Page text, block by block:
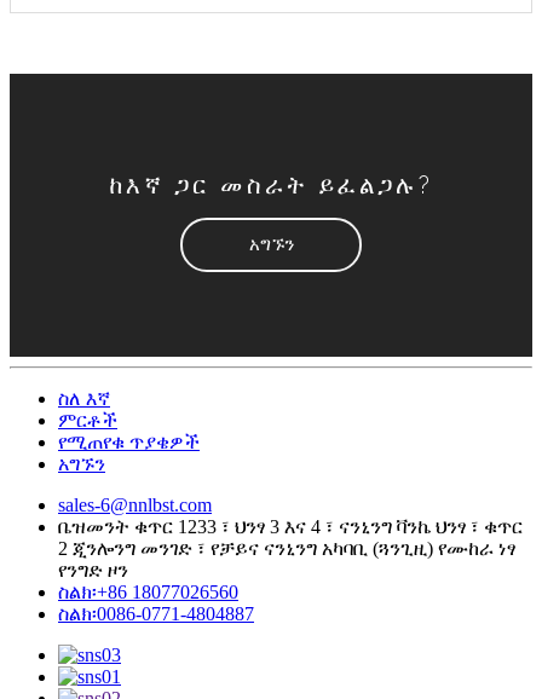
ከእኛ ጋር መስራት ይፈልጋሉ?
አግኙን
ስለ እኛ
ምርቶች
የሚጠየቁ ጥያቄዎች
አግኙን
sales-6@nnlbst.com
ቤዝመንት ቁጥር 1233 ፣ ህንፃ 3 እና 4 ፣ ናንኒንግ ቫንኬ ህንፃ ፣ ቁጥር
2 ጂንሎንግ መንገድ ፣ የቻይና ናንኒንግ አካባቢ (ጓንጊዚ) የሙከራ ነፃ
የንግድ ዞን
ስልክ፡+86 18077026560
ስልክ፡0086-0771-4804887